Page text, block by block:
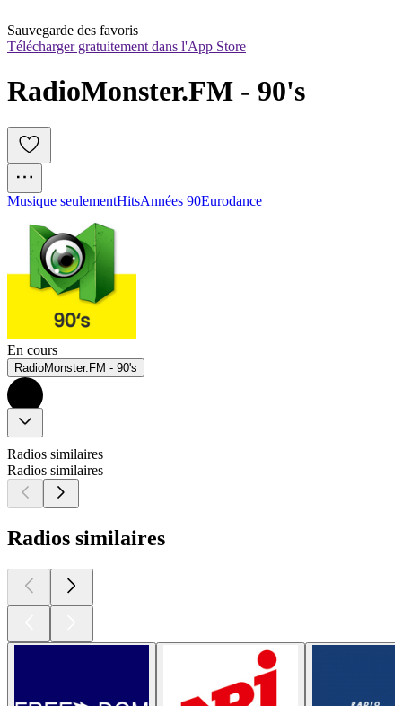
Sauvegarde des favoris
Télécharger gratuitement dans l'App Store
RadioMonster.FM - 90's
Musique seulementHitsAnnées 90Eurodance
En cours
RadioMonster.FM - 90's
Radios similaires
Radios similaires
Radios similaires